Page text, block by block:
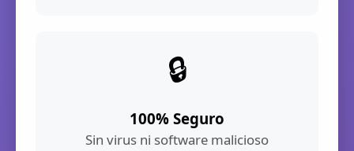
🔒
100% Seguro
Sin virus ni software malicioso